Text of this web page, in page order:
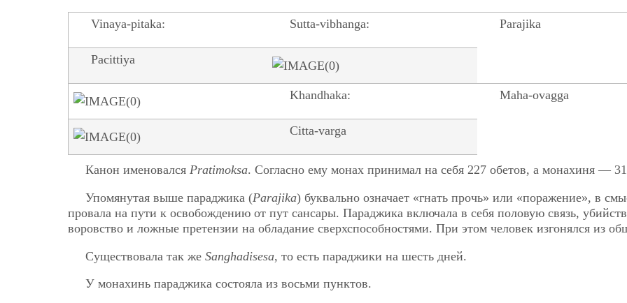
Vinaya-pitaka: Sutta-vibhanga: Parajika
Pacittiya
Khandhaka: Maha-ovagga
Citta-varga
Канон именовался Pratimoksa. Согласно ему монах принимал на себя 227 обетов, а монахиня —
Упомянутая выше параджика (Parajika) буквально означает «гнать прочь» или «поражение», в
провала на пути к освобождению от пут сансары. Параджика включала в себя половую связь,
воровство и ложные претензии на обладание сверхспособностями. При этом человек изгонялся из
Существовала так же Sanghadisesa, то есть параджики на шесть дней.
У монахинь параджика состояла из восьми пунктов.